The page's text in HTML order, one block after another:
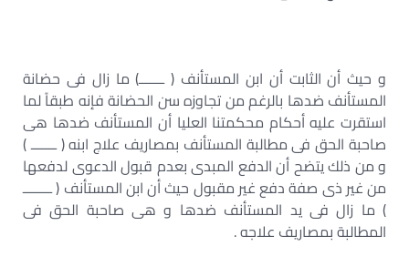
و حيث أن الثابت أن ابن المستأنف ( ـــــــ) ما زال فى حضانة
المستأنف ضدها بالرغم من تجاوزه سن الحضانة فإنه طبقاً لما
استقرت عليه أحكام محكمتنا العليا أن المستأنف ضدها هى
صاحبة الحق فى مطالبة المستأنف بمصاريف علاج ابنه ( ـــــــ )
و من ذلك يتضح أن الدفع المبدى بعدم قبول الدعوى لدفعها
من غير ذى صفة دفع غير مقبول حيث أن ابن المستأنف ( ــــــــ
) ما زال فى يد المستأنف ضدها و هى صاحبة الحق فى
المطالبة بمصاريف علاجه .